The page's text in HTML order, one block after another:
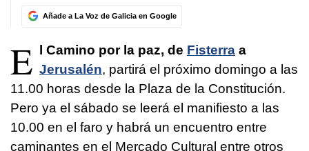
Añade a La Voz de Galicia en Google
E l Camino por la paz, de Fisterra a
Jerusalén, partirá el próximo domingo a las
11.00 horas desde la Plaza de la Constitución.
Pero ya el sábado se leerá el manifiesto a las
10.00 en el faro y habrá un encuentro entre
caminantes en el Mercado Cultural entre otros